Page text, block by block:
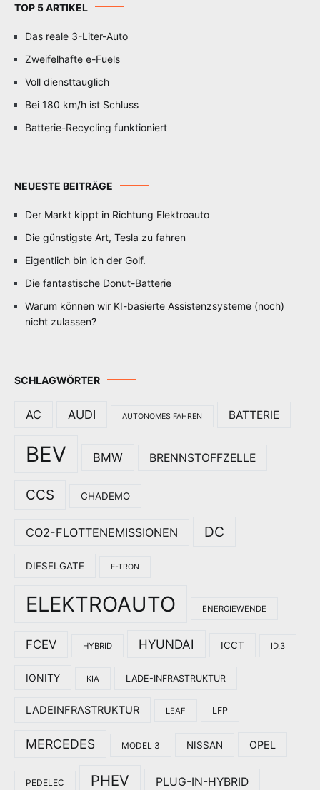
TOP 5 ARTIKEL
Das reale 3-Liter-Auto
Zweifelhafte e-Fuels
Voll diensttauglich
Bei 180 km/h ist Schluss
Batterie-Recycling funktioniert
NEUESTE BEITRÄGE
Der Markt kippt in Richtung Elektroauto
Die günstigste Art, Tesla zu fahren
Eigentlich bin ich der Golf.
Die fantastische Donut-Batterie
Warum können wir KI-basierte Assistenzsysteme (noch)
nicht zulassen?
SCHLAGWÖRTER
AC AUDI AUTONOMES FAHREN BATTERIE
BEV BMW BRENNSTOFFZELLE
CCS CHADEMO
CO2-FLOTTENEMISSIONEN DC
DIESELGATE E-TRON
ELEKTROAUTO ENERGIEWENDE
FCEV HYBRID HYUNDAI ICCT ID.3
IONITY KIA LADE-INFRASTRUKTUR
LADEINFRASTRUKTUR LEAF LFP
MERCEDES MODEL 3 NISSAN OPEL
PEDELEC PHEV PLUG-IN-HYBRID